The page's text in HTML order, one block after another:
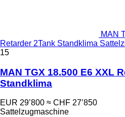
MAN
Retarder 2Tank Standklima
15
MAN TGX 18.500 E6 XXL
Standklima
EUR 29’800 ≈ CHF 27’850
Sattelzugmaschine